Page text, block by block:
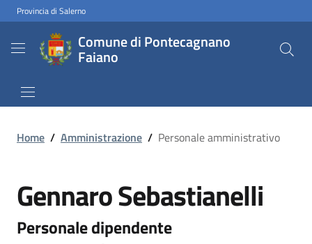
Provincia di Salerno
Comune di Pontecagnano
Faiano
Home / Amministrazione / Personale amministrativo
Gennaro Sebastianelli
Personale dipendente